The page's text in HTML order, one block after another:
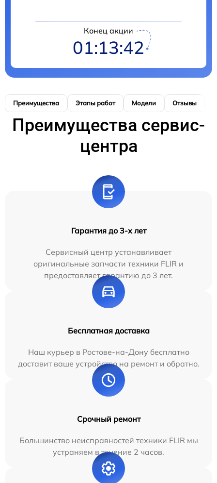
Конец акции
01:13:42
Преимущества Этапы работ Модели Отзывы
Преимущества сервис-
центра
Гарантия до 3-х лет
Сервисный центр устанавливает
оригинальные запчасти техники FLIR и
предоставляет гарантию до 3 лет.
Бесплатная доставка
Наш курьер в Ростове-на-Дону бесплатно
доставит ваше устройство на ремонт и обратно.
Срочный ремонт
Большинство неисправностей техники FLIR мы
устраняем в течение 2 часов.